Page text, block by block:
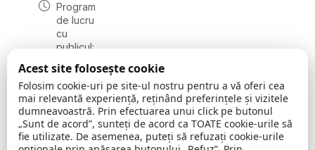
Program
de lucru
cu
publicul:
08:00 -
16:30
, vineri:
08:00 -
14:00
Acest site folosește cookie
Folosim cookie-uri pe site-ul nostru pentru a vă oferi cea
mai relevantă experiență, reținând preferințele și vizitele
dumneavoastră. Prin efectuarea unui click pe butonul
„Sunt de acord”, sunteți de acord ca TOATE cookie-urile să
fie utilizate. De asemenea, puteți să refuzați cookie-urile